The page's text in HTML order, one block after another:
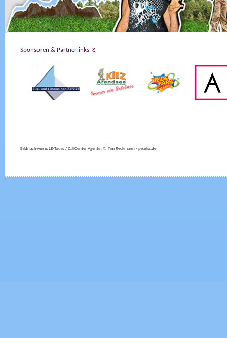
Sponsoren & Partnerlinks
Bildnachweise: LE-Tours / CallCenter Agentin © Tim Reckmann / pixelio.de